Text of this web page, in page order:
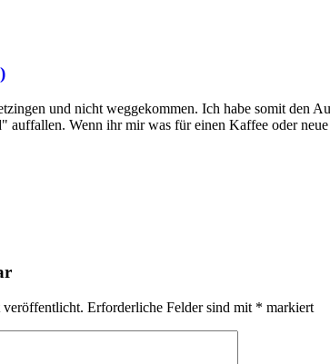
und nicht weggekommen. Ich habe somit den
auffallen. Wenn ihr mir was für einen Kaffee oder
Erforderliche Felder sind mit * markiert